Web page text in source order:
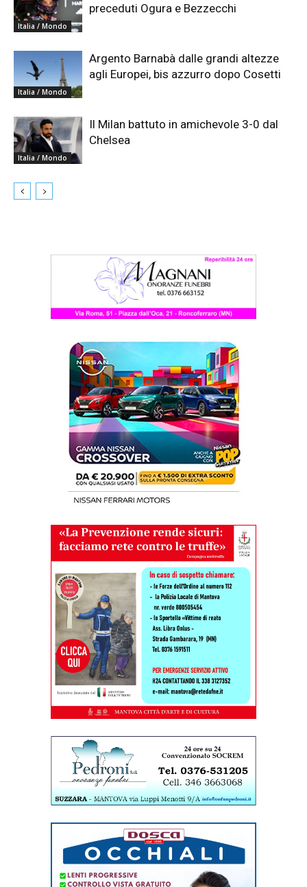
Italia / Mondo
preceduti Ogura e Bezzecchi
Italia / Mondo
Argento Barnabà dalle grandi altezze
agli Europei, bis azzurro dopo Cosetti
Italia / Mondo
Il Milan battuto in amichevole 3-0 dal
Chelsea